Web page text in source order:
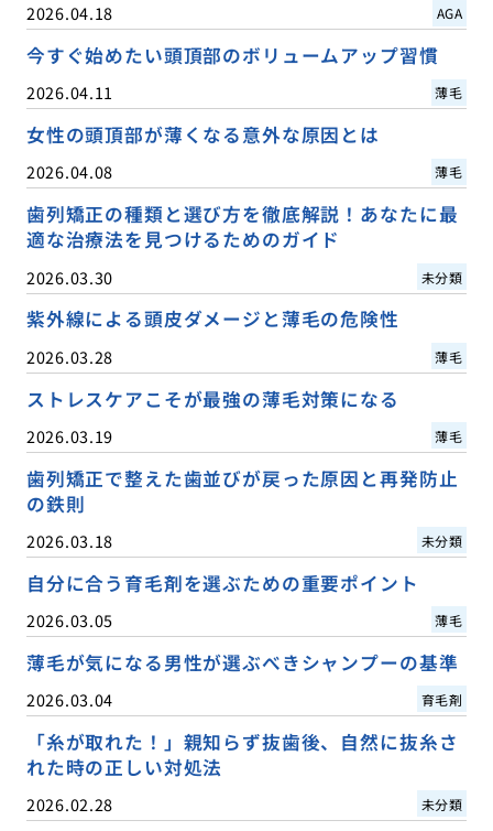
2026.04.18 AGA
今すぐ始めたい頭頂部のボリュームアップ習慣
2026.04.11 薄毛
女性の頭頂部が薄くなる意外な原因とは
2026.04.08 薄毛
歯列矯正の種類と選び方を徹底解説！あなたに最
適な治療法を見つけるためのガイド
2026.03.30 未分類
紫外線による頭皮ダメージと薄毛の危険性
2026.03.28 薄毛
ストレスケアこそが最強の薄毛対策になる
2026.03.19 薄毛
歯列矯正で整えた歯並びが戻った原因と再発防止
の鉄則
2026.03.18 未分類
自分に合う育毛剤を選ぶための重要ポイント
2026.03.05 薄毛
薄毛が気になる男性が選ぶべきシャンプーの基準
2026.03.04 育毛剤
「糸が取れた！」親知らず抜歯後、自然に抜糸さ
れた時の正しい対処法
2026.02.28 未分類